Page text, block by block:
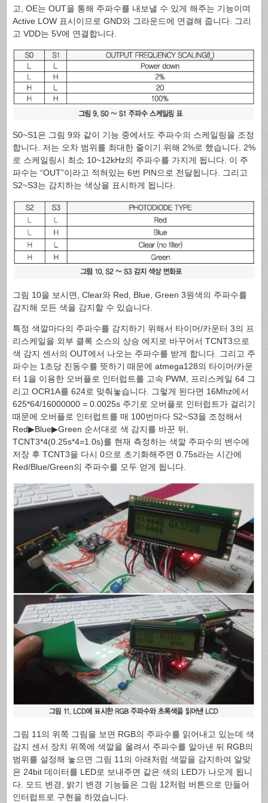
고, OE는 OUT을 통해 주파수를 내보낼 수 있게 해주는 기능이며
Active LOW 표시이므로 GND와 그라운드에 연결해 줍니다. 그리
고 VDD는 5V에 연결합니다.
S0~S1은 그림 9와 같이 기능 중에서도 주파수의 스케일링을 조정
합니다. 저는 오차 범위를 최대한 줄이기 위해 2%로 했습니다. 2%
로 스케일링시 최소 10~12kHz의 주파수를 가지게 됩니다. 이 주
파수는 “OUT”이라고 적혀있는 6번 PIN으로 전달됩니다. 그리고
S2~S3는 감지하는 색상을 표시하게 됩니다.
그림 10을 보시면, Clear와 Red, Blue, Green 3원색의 주파수를
감지해 모든 색을 감지할 수 있습니다.
특정 색깔마다의 주파수를 감지하기 위해서 타이머/카운터 3의 프
리스케일을 외부 클록 소스의 상승 에지로 바꾸어서 TCNT3으로
색 감지 센서의 OUT에서 나오는 주파수를 받게 합니다. 그리고 주
파수는 1초당 진동수를 뜻하기 때문에 atmega128의 타이머/카운
터 1을 이용한 오버플로 인터럽트를 고속 PWM, 프리스케일 64 그
리고 OCR1A를 624로 맞춰놓습니다. 그렇게 된다면 16Mhz에서
625*64/16000000 = 0.0025s 주기로 오버플로 인터럽트가 걸리기
때문에 오버플로 인터럽트를 매 100번마다 S2~S3을 조정해서
Red▶Blue▶Green 순서대로 색 감지를 바꾼 뒤,
TCNT3*4(0.25s*4=1.0s)를 현재 측정하는 색깔 주파수의 변수에
저장 후 TCNT3을 다시 0으로 초기화해주면 0.75s라는 시간에
Red/Blue/Green의 주파수를 모두 얻게 됩니다.
그림 11의 위쪽 그림을 보면 RGB의 주파수를 읽어내고 있는데 색
감지 센서 장치 위쪽에 색깔을 올려서 주파수를 알아낸 뒤 RGB의
범위를 설정해 놓으면 그림 11의 아래처럼 색깔을 감지하여 알맞
은 24bit 데이터를 LED로 보내주면 같은 색의 LED가 나오게 됩니
다. 모드 변경, 밝기 변경 기능들은 그림 12처럼 버튼으로 만들어
인터럽트로 구현을 하였습니다.